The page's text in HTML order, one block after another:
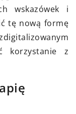
wskazówek i
tę nową formę
korzystanie z